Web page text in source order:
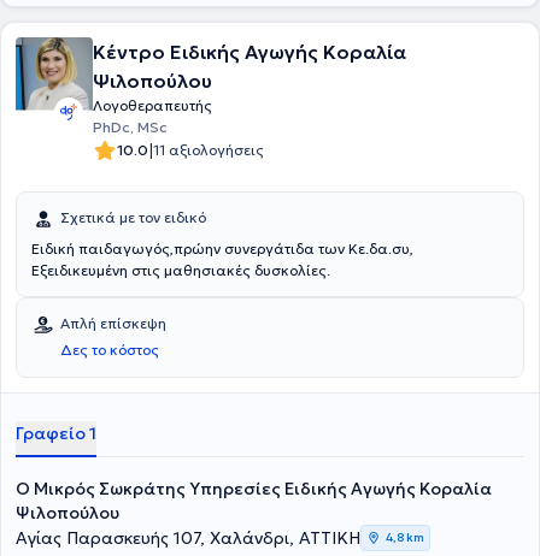
Κέντρο Ειδικής Αγωγής Κοραλία
Ψιλοπούλου
Λογοθεραπευτής
PhDc, MSc
10.0|11 αξιολογήσεις
Σχετικά με τον ειδικό
Ειδική παιδαγωγός,πρώην συνεργάτιδα των Κε.δα.συ,
Εξειδικευμένη στις μαθησιακές δυσκολίες.
Απλή επίσκεψη
Δες το κόστος
Γραφείο 1
O Mικρός Σωκράτης Υπηρεσίες Ειδικής Αγωγής Κοραλία
Ψιλοπούλου
Αγίας Παρασκευής 107, Χαλάνδρι, ΑΤΤΙΚΗ
4,8 km